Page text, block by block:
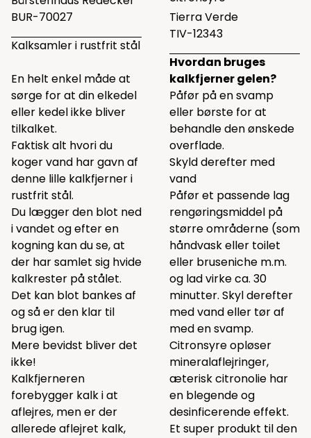
BUR-70027
Kalksamler i rustfrit stål
En helt enkel måde at
sørge for at din elkedel
eller kedel ikke bliver
tilkalket.
Faktisk alt hvori du
koger vand har gavn af
denne lille kalkfjerner i
rustfrit stål.
Du lægger den blot ned
i vandet og efter en
kogning kan du se, at
der har samlet sig hvide
kalkrester på stålet.
Det kan blot bankes af
og så er den klar til
brug igen.
Mere bevidst bliver det
ikke!
Kalkfjerneren
forebygger kalk i at
aflejres, men er der
allerede aflejret kalk,
Tierra Verde
TIV-12343
Hvordan bruges
kalkfjerner gelen?
Påfør på en svamp
eller børste for at
behandle den ønskede
overflade.
Skyld derefter med
vand
Påfør et passende lag
rengøringsmiddel på
større områderne (som
håndvask eller toilet
eller bruseniche m.m.
og lad virke ca. 30
minutter. Skyl derefter
med vand eller tør af
med en svamp.
Citronsyre opløser
mineralaflejringer,
æterisk citronolie har
en blegende og
desinficerende effekt.
Et super produkt til den